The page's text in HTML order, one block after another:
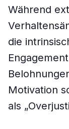
Während
die
Motivation
als